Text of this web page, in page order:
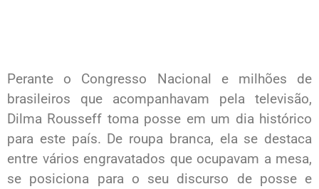
Perante o Congresso Nacional e milhões de
brasileiros que acompanhavam pela televisão,
Dilma Rousseff toma posse em um dia histórico
para este país. De roupa branca, ela se destaca
entre vários engravatados que ocupavam a mesa,
se posiciona para o seu discurso de posse e